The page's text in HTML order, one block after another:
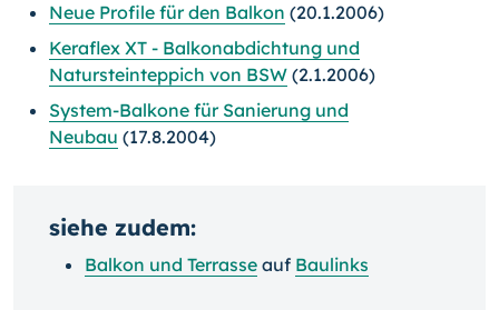
Neue Profile für den Balkon (20.1.2006)
Keraflex XT - Balkonabdichtung und
Natursteinteppich von BSW (2.1.2006)
System-Balkone für Sanierung und
Neubau (17.8.2004)
siehe zudem:
Balkon und Terrasse auf Baulinks